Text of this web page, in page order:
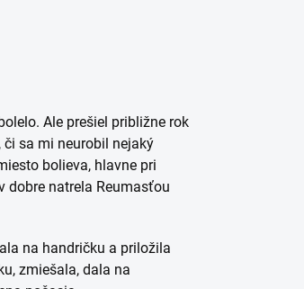
Ale prešiel približne rok
sa mi neurobil nejaký
bolieva, hlavne pri
dobre natrela Reumasťou
na handričku a priložila
zmiešala, dala na